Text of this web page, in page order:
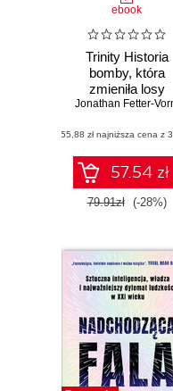
ebook
Trinity Historia
bomby, która
zmieniła losy
świata
Jonathan Fetter-
(55,88 zł najniższa cena z
57.54 zł
79.91zł (-28%)